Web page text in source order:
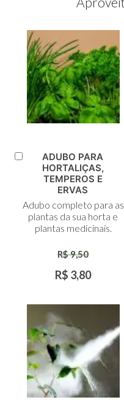
Adicionar
ADUBO PARA
HORTALIÇAS,
TEMPEROS E
ERVAS
Adubo completo para as
plantas da sua horta e
plantas medicinais.
R$ 9,50
R$ 3,80